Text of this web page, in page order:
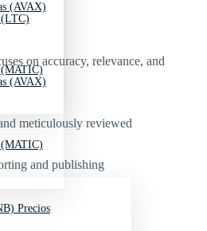
(AVAX)
Precios
(AVAX)
on accuracy, relevance, and
meticulously reviewed
and publishing